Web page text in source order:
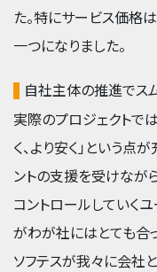
た。特にサービス価格
一つになりました。
自社主体の推進でス
実際のプロジェクトで
く、より安く」という点
ントの支援を受けなが
コントロールしていく
がわが社にはとても合
ソフテスが我々に会社